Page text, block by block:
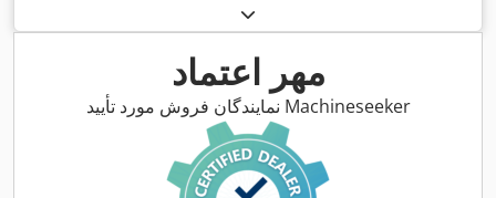
مهر اعتماد
نمایندگان فروش مورد تأیید Machineseeker